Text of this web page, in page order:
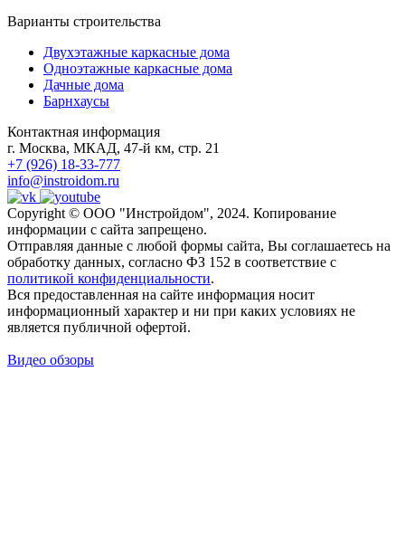
Варианты строительства
Двухэтажные каркасные дома
Одноэтажные каркасные дома
Дачные дома
Барнхаусы
Контактная информация
г. Москва, МКАД, 47-й км, стр. 21
+7 (926) 18-33-777
info@instroidom.ru
Copyright © ООО "Инстройдом", 2024. Копирование
информации с сайта запрещено.
Отправляя данные с любой формы сайта, Вы соглашаетесь на
обработку данных, согласно ФЗ 152 в соответствие с
политикой конфиденциальности.
Вся предоставленная на сайте информация носит
информационный характер и ни при каких условиях не
является публичной офертой.
Видео обзоры